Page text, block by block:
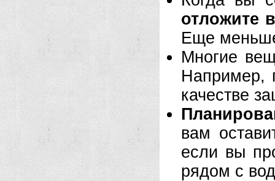
отложите
Еще
Многие
Например,
качестве
вам
если вы
рядом с